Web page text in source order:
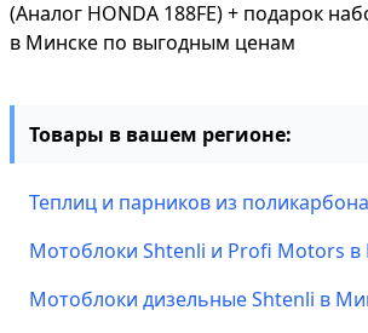
(Аналог HONDA 188FE) + подарок
в Минске по выгодным ценам
Товары в вашем регионе:
Теплиц и парников из
Мотоблоки Shtenli и Profi Motors в
Мотоблоки дизельные Shtenli в